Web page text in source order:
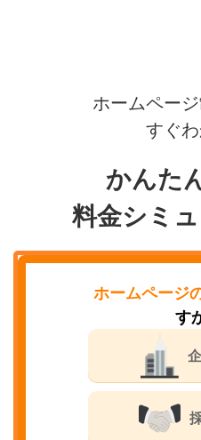
ホームペー
すぐわ
かんた
料金シミ
ホームページ
す